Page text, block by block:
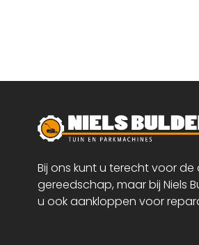
Bij ons kunt u terecht voor
gereedschap, maar bij Niels
u ook aankloppen voor